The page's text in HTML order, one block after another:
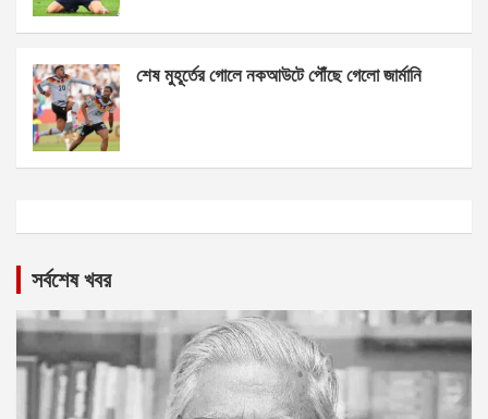
শেষ মুহূর্তের গোলে নকআউটে পৌঁছে গেলো জার্মানি
সর্বশেষ খবর